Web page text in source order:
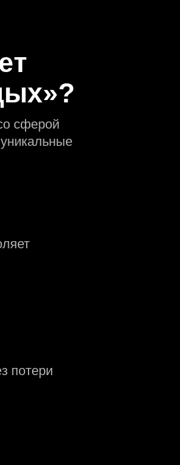
сферой
потери